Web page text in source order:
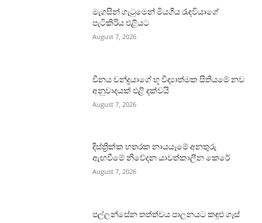
මැගසින් ගැටුමෙන් මියගිය රැඳවියාගේ
පැටිකිරිය එළියට
August 7, 2026
චීනය චන්ද්‍රයාගේ භූ විද්‍යාත්මක සිතියමේ නව
අනුවාදයක් එළි දක්වයි
August 7, 2026
දිස්ත්‍රික්ක හතරක නායයෑමේ අනතුරු
ඇඟවීමේ නිවේදන යාවත්කාලීන කෙරේ
August 7, 2026
පල්ලන්සේන තත්ත්වය පාලනයට කඳුළු ගෑස්